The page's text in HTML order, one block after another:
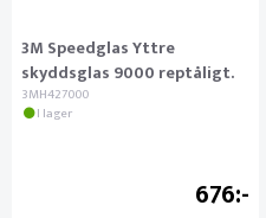
3M Speedglas Yttre
skyddsglas 9000 reptåligt.
3MH427000
I lager
676